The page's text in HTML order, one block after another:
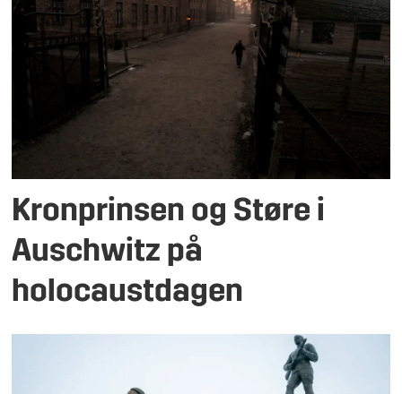
Kronprinsen og Støre i
Auschwitz på
holocaustdagen